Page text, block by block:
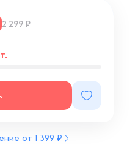
2 299 ₽
от 1 399 ₽